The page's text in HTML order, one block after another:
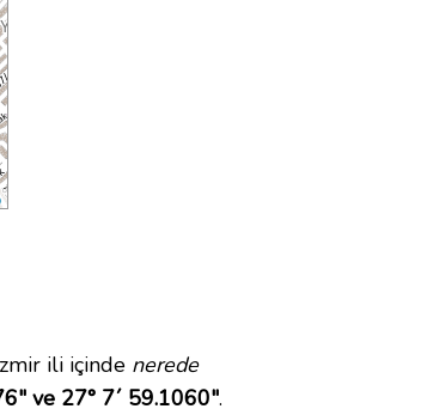
ili içinde nerede
ve 27° 7´ 59.1060".